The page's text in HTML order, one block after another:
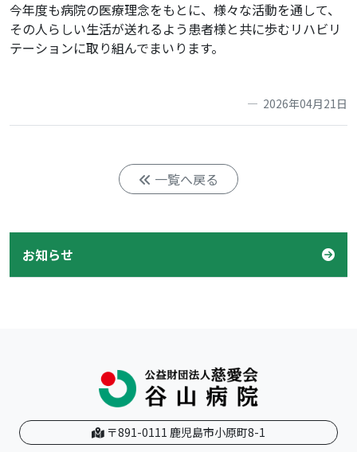
今年度も病院の医療理念をもとに、様々な活動を通して、
その人らしい生活が送れるよう患者様と共に歩むリハビリ
テーションに取り組んでまいります。
2026年04月21日
一覧へ戻る
お知らせ
〒891-0111 鹿児島市小原町8-1